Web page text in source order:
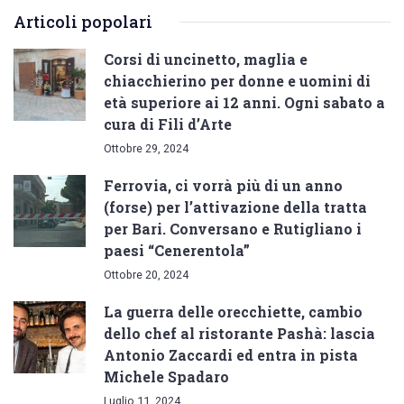
Articoli popolari
Corsi di uncinetto, maglia e
chiacchierino per donne e uomini di
età superiore ai 12 anni. Ogni sabato a
cura di Fili d’Arte
Ottobre 29, 2024
Ferrovia, ci vorrà più di un anno
(forse) per l’attivazione della tratta
per Bari. Conversano e Rutigliano i
paesi “Cenerentola”
Ottobre 20, 2024
La guerra delle orecchiette, cambio
dello chef al ristorante Pashà: lascia
Antonio Zaccardi ed entra in pista
Michele Spadaro
Luglio 11, 2024